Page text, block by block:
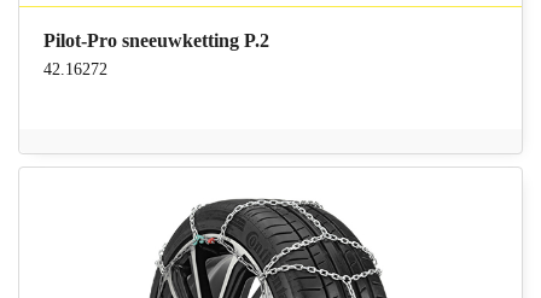
Pilot-Pro sneeuwketting P.2
42.16272